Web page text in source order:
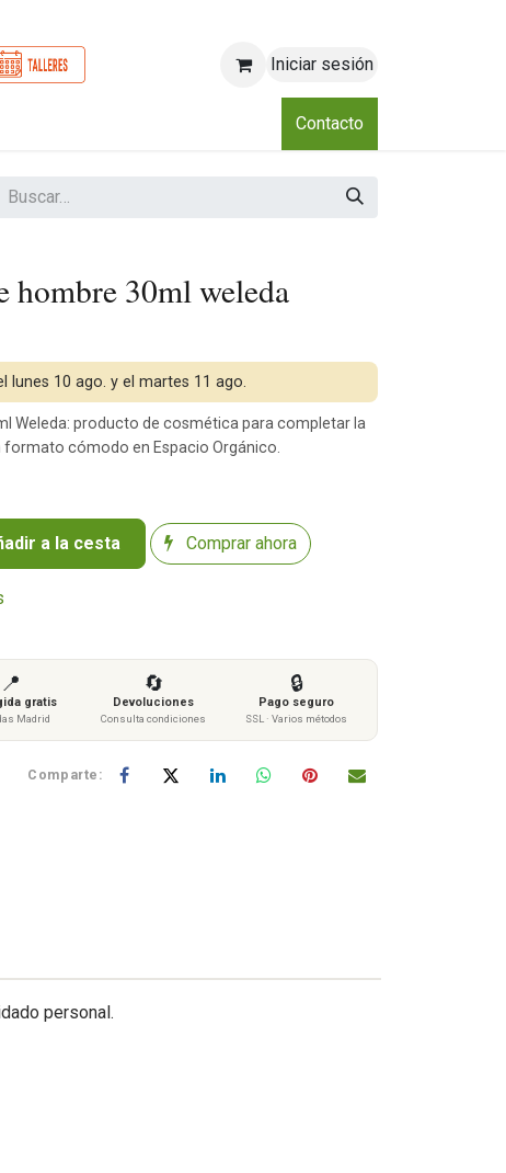
Iniciar sesión
Club
Contacto
hombre 30ml weleda
a la cesta Comprar ahora
lunes 10 ago. y el martes 11 ago.
Weleda: producto de cosmética para completar la
cómodo en Espacio Orgánico.
📍
gratis
Madrid
🔄
Devoluciones
Consulta condiciones
🔒
Pago seguro
SSL · Varios métodos
Comparte:
personal.